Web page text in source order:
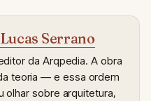
Serrano
da Arqpedia. A obra
teoria — e essa ordem
olhar sobre arquitetura,